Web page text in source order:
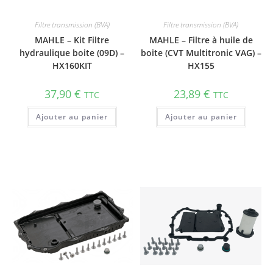
Filtre transmission (BVA)
MAHLE – Kit Filtre
hydraulique boite (09D) –
HX160KIT
37,90€ TTC
Ajouter au panier
Filtre transmission (BVA)
MAHLE – Filtre à huile de
boite (CVT Multitronic VAG) –
HX155
23,89 € TTC
Ajouter au panier